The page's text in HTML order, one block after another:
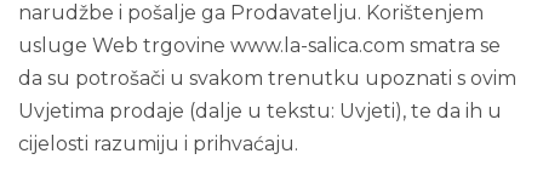
narudžbe i pošalje ga Prodavatelju. Korištenjem
usluge Web trgovine www.la-salica.com smatra se
da su potrošači u svakom trenutku upoznati s ovim
Uvjetima prodaje (dalje u tekstu: Uvjeti), te da ih u
cijelosti razumiju i prihvaćaju.